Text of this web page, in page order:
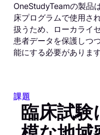
OneStudyTeamの製品
床プログラムで使用さ
扱うため、ローカライ
患者データを保護しつ
能にする必要があります
課題
臨床試